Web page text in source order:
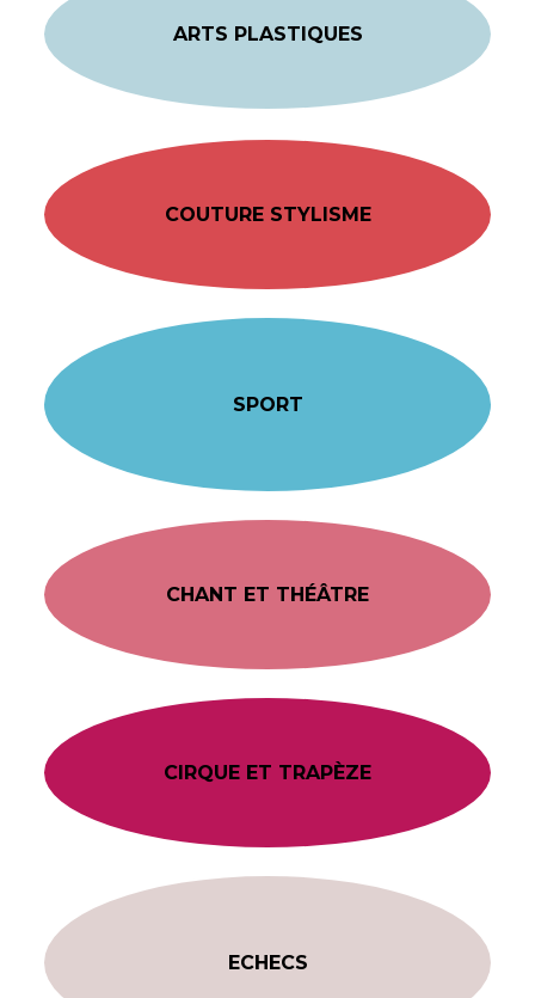
ARTS PLASTIQUES
COUTURE STYLISME
SPORT
CHANT ET THÉÂTRE
CIRQUE ET TRAPÈZE
ECHECS